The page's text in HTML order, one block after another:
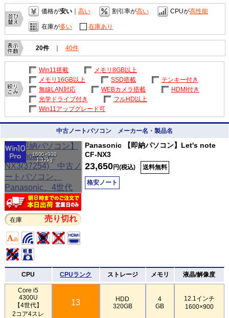
価格が安い｜ 高い 割引率が高い CPUが高性能
在庫が多い 在庫あり
20件 ｜ 40件
Win11搭載
メモリ8GB以上
メモリ16GB以上
SSD搭載
テンキー付き
無線LAN対応
WEBカメラ搭載
HDMI付き
光学ドライブ付き
フルHD以上
Win11アップグレード可
中古ノートパソコン メーカー名・製品名
1600×900
1.12kg
在庫 売り切れ
Panasonic 【即納パソコン】Let's note
CF-NX3
23,650円(税込) 送料無料
格安ノート
CPU CPUランク ストレージ メモリ 液晶/解像度
Core i5
4300U
【4世代】
2コア4スレ
13
HDD
320GB
4
GB
12.1インチ
1600×900